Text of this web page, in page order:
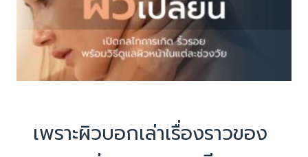
เพราะผิวบอกเล่าเรื่องราวของ